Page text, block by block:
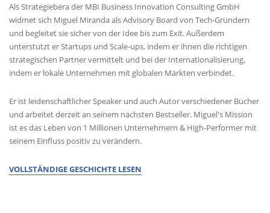
Als Strategiebera der MBI Business Innovation Consulting GmbH
widmet sich Miguel Miranda als Advisory Board von Tech-Gründern
und begleitet sie sicher von der Idee bis zum Exit. Außerdem
unterstützt er Startups und Scale-ups, indem er ihnen die richtigen
strategischen Partner vermittelt und bei der Internationalisierung,
indem er lokale Unternehmen mit globalen Märkten verbindet.
Er ist leidenschaftlicher Speaker und auch Autor verschiedener Bücher
und arbeitet derzeit an seinem nächsten Bestseller. Miguel's Mission
ist es das Leben von 1 Millionen Unternehmern & High-Performer mit
seinem Einfluss positiv zu verändern.
VOLLSTÄNDIGE GESCHICHTE LESEN